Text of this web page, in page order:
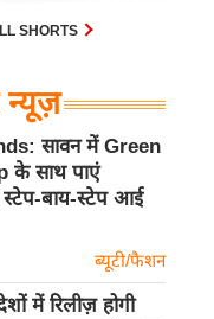
SHORTS
न्यूज़
सावन में Green
के साथ पाएं
बाय-स्टेप आई
ब्यूटी/फैशन
में रिलीज़ होगी